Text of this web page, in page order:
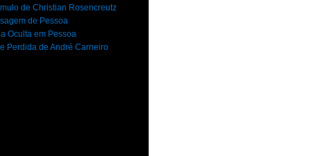
de Christian Rosencreutz
de Pessoa
Oculta em Pessoa
Perdida de André Carneiro